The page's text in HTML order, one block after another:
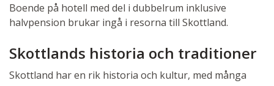
Boende på hotell med del i dubbelrum inklusive
halvpension brukar ingå i resorna till Skottland.
Skottlands historia och traditioner
Skottland har en rik historia och kultur, med många